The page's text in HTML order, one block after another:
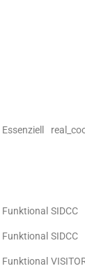
Essenziell
Funktional SIDCC
Funktional SIDCC
Funktional